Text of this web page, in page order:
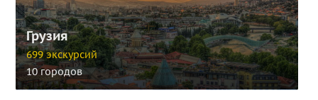
Грузия
699 экскурсий
10 городов